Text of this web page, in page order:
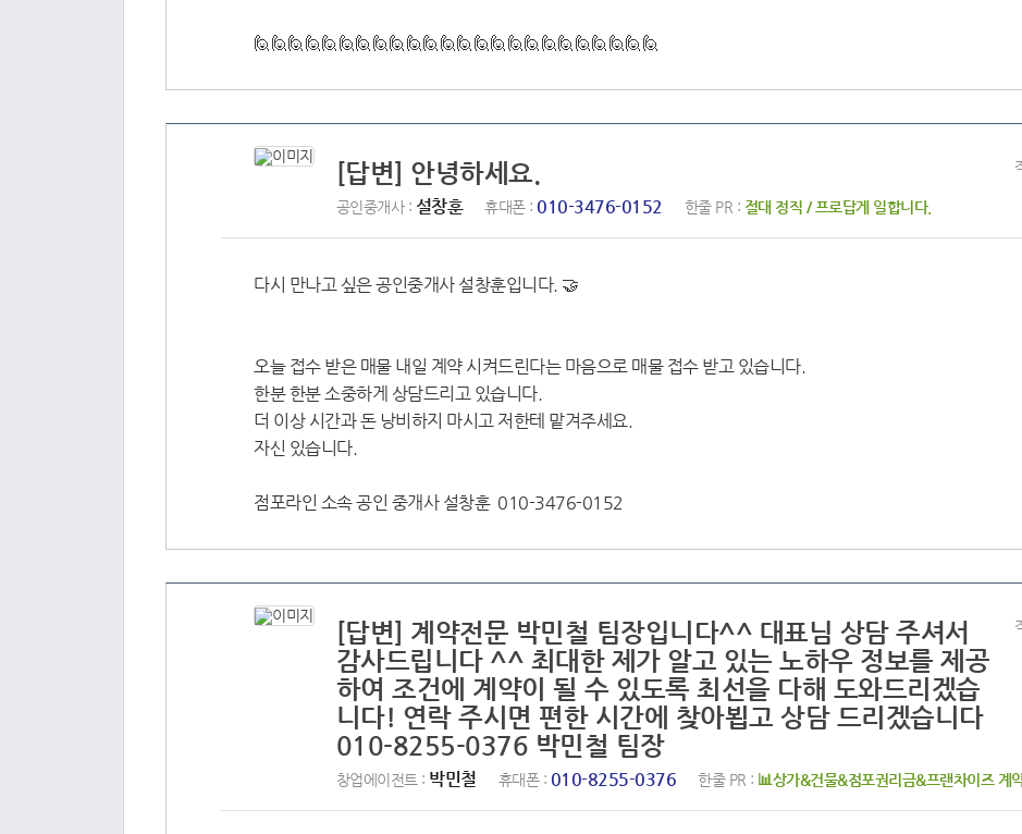
🙋🙋🙋🙋🙋🙋🙋🙋🙋🙋🙋🙋🙋🙋🙋🙋🙋🙋🙋🙋🙋🙋🙋🙋
[답변] 안녕하세요.
공인중개사 : 설창훈 휴대폰 : 010-3476-0152 한줄 PR : 절대 정직 / 프로답게 일합니다.
다시 만나고 싶은 공인중개사 설창훈입니다. 🤝
오늘 접수 받은 매물 내일 계약 시켜드린다는 마음으로 매물 접수 받고 있습니다.
한분 한분 소중하게 상담드리고 있습니다.
더 이상 시간과 돈 낭비하지 마시고 저한테 맡겨주세요.
자신 있습니다.
점포라인 소속 공인 중개사 설창훈 010-3476-0152
[답변] 계약전문 박민철 팀장입니다^^ 대표님 상담 주셔서
감사드립니다 ^^ 최대한 제가 알고 있는 노하우 정보를 제공
하여 조건에 계약이 될 수 있도록 최선을 다해 도와드리겠습
니다! 연락 주시면 편한 시간에 찾아뵙고 상담 드리겠습니다
010-8255-0376 박민철 팀장
창업에이전트 : 박민철 휴대폰 : 010-8255-0376 한줄 PR : 📊상가&건물&점포권리금&프랜차이즈 계